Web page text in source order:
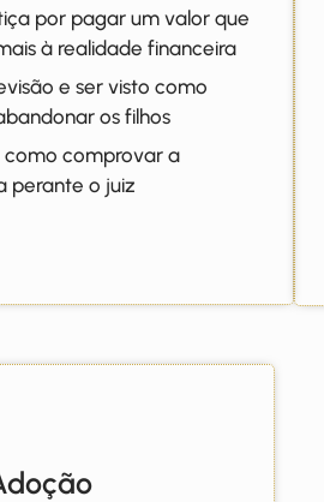
por pagar um valor que
à realidade financeira
e ser visto como
os filhos
como comprovar a
perante o juiz